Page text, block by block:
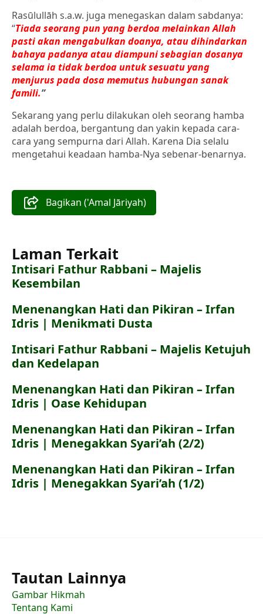
Rasūlullāh s.a.w. juga menegaskan dalam sabdanya:
“Tiada seorang pun yang berdoa melainkan Allah
pasti akan mengabulkan doanya, atau dihindarkan
bahaya padanya atau diampuni sebagian dosanya
selama ia tidak berdoa untuk sesuatu yang
menjurus pada dosa memutus hubungan sanak
famili.”
Sekarang yang perlu dilakukan oleh seorang hamba
adalah berdoa, bergantung dan yakin kepada cara-
cara yang sempurna dari Allah. Karena Dia selalu
mengetahui keadaan hamba-Nya sebenar-benarnya.
Bagikan ('Amal Jāriyah)
Laman Terkait
Intisari Fathur Rabbani – Majelis
Kesembilan
Menenangkan Hati dan Pikiran – Irfan
Idris | Menikmati Dusta
Intisari Fathur Rabbani – Majelis Ketujuh
dan Kedelapan
Menenangkan Hati dan Pikiran – Irfan
Idris | Oase Kehidupan
Menenangkan Hati dan Pikiran – Irfan
Idris | Menegakkan Syari’ah (2/2)
Menenangkan Hati dan Pikiran – Irfan
Idris | Menegakkan Syari’ah (1/2)
Tautan Lainnya
Gambar Hikmah
Tentang Kami